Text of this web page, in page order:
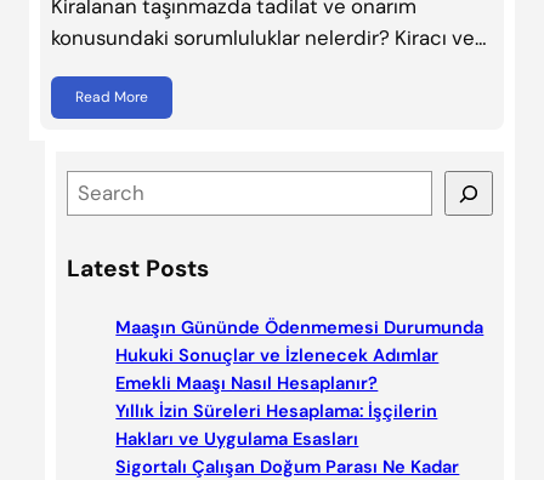
Kiralanan taşınmazda tadilat ve onarım
konusundaki sorumluluklar nelerdir? Kiracı ve…
Read More
e
r
Latest Posts
Maaşın Gününde Ödenmemesi Durumunda
Hukuki Sonuçlar ve İzlenecek Adımlar
Emekli Maaşı Nasıl Hesaplanır?
Yıllık İzin Süreleri Hesaplama: İşçilerin
Hakları ve Uygulama Esasları
Sigortalı Çalışan Doğum Parası Ne Kadar